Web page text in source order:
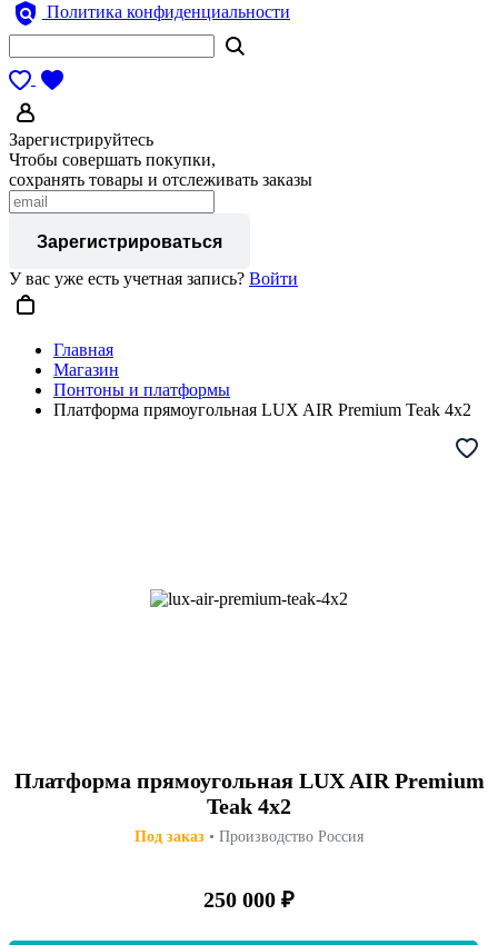
Политика конфиденциальности
Зарегистрируйтесь
Чтобы совершать покупки,
сохранять товары и отслеживать заказы
Зарегистрироваться
У вас уже есть учетная запись? Войти
Главная
Магазин
Понтоны и платформы
Платформа прямоугольная LUX AIR Premium Teak 4x2
Платформа прямоугольная LUX AIR Premium
Teak 4x2
Под заказ • Производство Россия
250 000 ₽